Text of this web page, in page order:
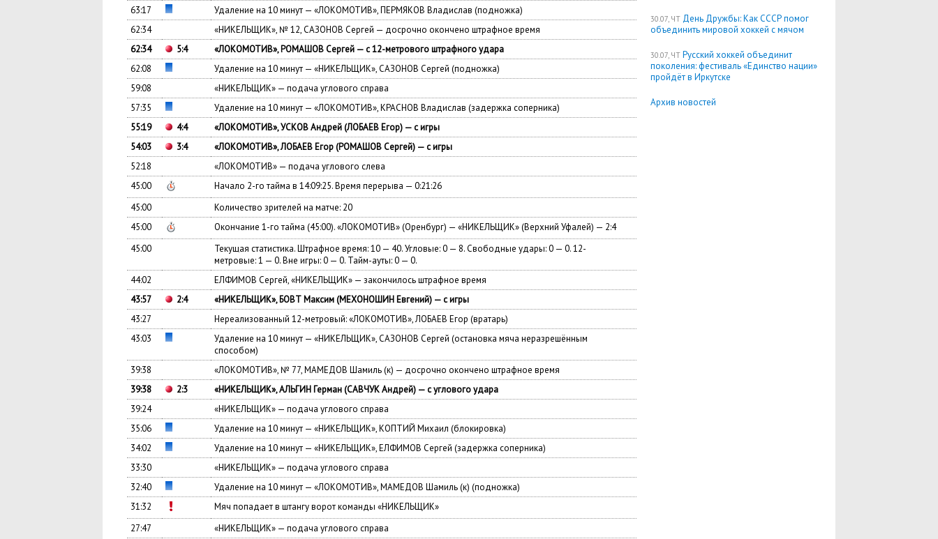
30.07, ЧТ День Дружбы: Как СССР помог
объединить мировой хоккей с мячом
30.07, ЧТ Русский хоккей объединит
поколения: фестиваль «Единство нации»
пройдёт в Иркутске
Архив новостей
63:17
Удаление на 10 минут — «ЛОКОМОТИВ», ПЕРМЯКОВ Владислав (подножка)
62:34
«НИКЕЛЬЩИК», № 12, САЗОНОВ Сергей — досрочно окончено штрафное время
62:34
5:4
«ЛОКОМОТИВ», РОМАШОВ Сергей — с 12-метрового штрафного удара
62:08
Удаление на 10 минут — «НИКЕЛЬЩИК», САЗОНОВ Сергей (подножка)
59:08
«НИКЕЛЬЩИК» — подача углового справа
57:35
Удаление на 10 минут — «ЛОКОМОТИВ», КРАСНОВ Владислав (задержка соперника)
55:19
4:4
«ЛОКОМОТИВ», УСКОВ Андрей (ЛОБАЕВ Егор) — с игры
54:03
3:4
«ЛОКОМОТИВ», ЛОБАЕВ Егор (РОМАШОВ Сергей) — с игры
52:18
«ЛОКОМОТИВ» — подача углового слева
45:00
Начало 2-го тайма в 14:09:25. Время перерыва — 0:21:26
45:00
Количество зрителей на матче: 20
45:00
Окончание 1-го тайма (45:00). «ЛОКОМОТИВ» (Оренбург) — «НИКЕЛЬЩИК» (Верхний Уфалей) — 2:4
45:00
Текущая статистика. Штрафное время: 10 — 40. Угловые: 0 — 8. Свободные удары: 0 — 0. 12-
метровые: 1 — 0. Вне игры: 0 — 0. Тайм-ауты: 0 — 0.
44:02
ЕЛФИМОВ Сергей, «НИКЕЛЬЩИК» — закончилось штрафное время
43:57
2:4
«НИКЕЛЬЩИК», БОВТ Максим (МЕХОНОШИН Евгений) — с игры
43:27
Нереализованный 12-метровый: «ЛОКОМОТИВ», ЛОБАЕВ Егор (вратарь)
43:03
Удаление на 10 минут — «НИКЕЛЬЩИК», САЗОНОВ Сергей (остановка мяча неразрешённым
способом)
39:38
«ЛОКОМОТИВ», № 77, МАМЕДОВ Шамиль (к) — досрочно окончено штрафное время
39:38
2:3
«НИКЕЛЬЩИК», АЛЬГИН Герман (САВЧУК Андрей) — с углового удара
39:24
«НИКЕЛЬЩИК» — подача углового справа
35:06
Удаление на 10 минут — «НИКЕЛЬЩИК», КОПТИЙ Михаил (блокировка)
34:02
Удаление на 10 минут — «НИКЕЛЬЩИК», ЕЛФИМОВ Сергей (задержка соперника)
33:30
«НИКЕЛЬЩИК» — подача углового справа
32:40
Удаление на 10 минут — «ЛОКОМОТИВ», МАМЕДОВ Шамиль (к) (подножка)
31:32
Мяч попадает в штангу ворот команды «НИКЕЛЬЩИК»
27:47
«НИКЕЛЬЩИК» — подача углового справа